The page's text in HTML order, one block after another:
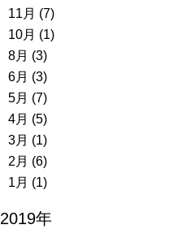
11月 (7)
10月 (1)
8月 (3)
6月 (3)
5月 (7)
4月 (5)
3月 (1)
2月 (6)
1月 (1)
2019年